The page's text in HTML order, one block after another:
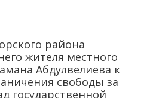
района
жителя местного
Абдулвелиева к
свободы за
государственной